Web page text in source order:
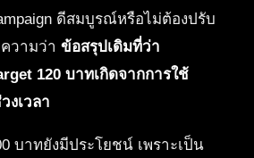
ดีสมบูรณ์หรือไม่ต้องปรับ
วามว่า ข้อสรุปเดิมที่ว่า
120 บาทเกิดจากการใช้
งเวลา
บาทยังมีประโยชน์ เพราะเป็น